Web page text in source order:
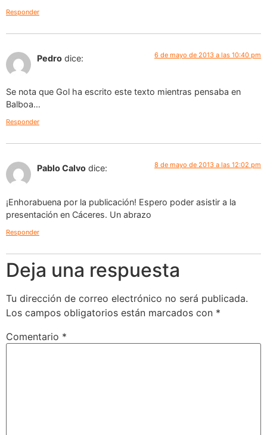
Responder
Pedro dice: 6 de mayo de 2013 a las 10:40 pm
Se nota que Gol ha escrito este texto mientras pensaba en
Balboa…
Responder
Pablo Calvo dice: 8 de mayo de 2013 a las 12:02 pm
¡Enhorabuena por la publicación! Espero poder asistir a la
presentación en Cáceres. Un abrazo
Responder
Deja una respuesta
Tu dirección de correo electrónico no será publicada.
Los campos obligatorios están marcados con *
Comentario *